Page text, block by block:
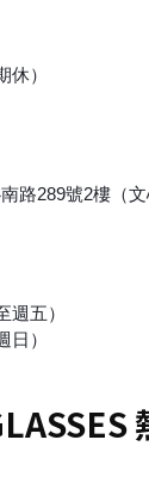
休）
路289號2樓（文
週五）
日）